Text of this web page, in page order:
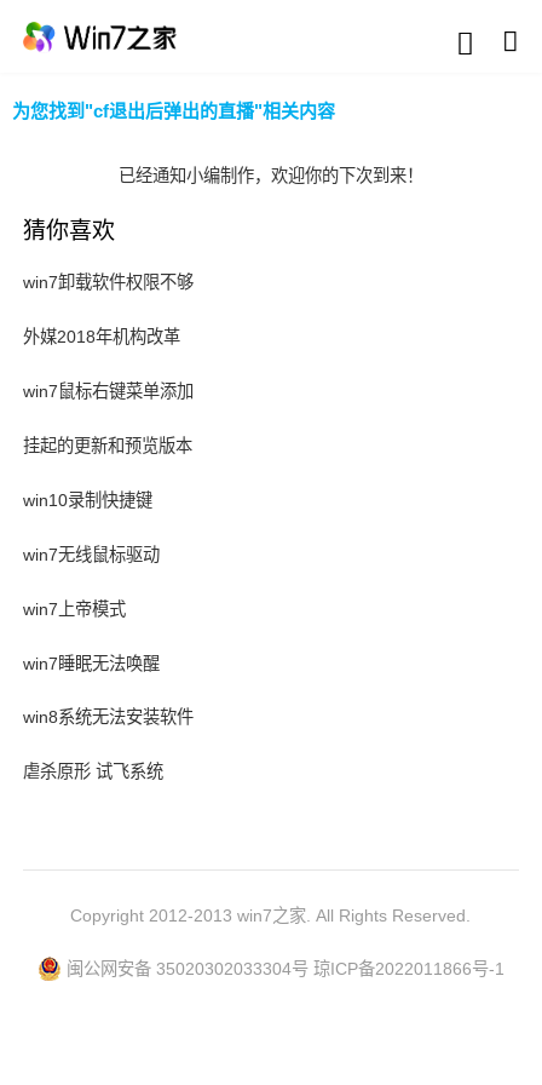
为您找到"cf退出后弹出的直播"相关内容
已经通知小编制作，欢迎你的下次到来！
猜你喜欢
win7卸载软件权限不够
外媒2018年机构改革
win7鼠标右键菜单添加
挂起的更新和预览版本
win10录制快捷键
win7无线鼠标驱动
win7上帝模式
win7睡眠无法唤醒
win8系统无法安装软件
虐杀原形 试飞系统
Copyright 2012-2013 win7之家. All Rights Reserved.
闽公网安备 35020302033304号 琼ICP备2022011866号-1